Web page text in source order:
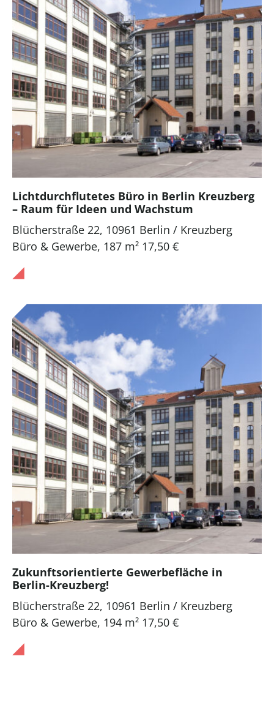
Lichtdurchflutetes Büro in Berlin Kreuzberg
– Raum für Ideen und Wachstum
Blücherstraße 22, 10961 Berlin / Kreuzberg
Büro & Gewerbe, 187 m² 17,50 €
Zukunftsorientierte Gewerbefläche in
Berlin-Kreuzberg!
Blücherstraße 22, 10961 Berlin / Kreuzberg
Büro & Gewerbe, 194 m² 17,50 €